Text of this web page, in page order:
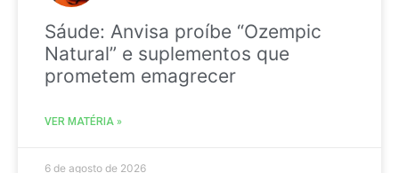
Sáude: Anvisa proíbe “Ozempic
Natural” e suplementos que
prometem emagrecer
VER MATÉRIA »
6 de agosto de 2026